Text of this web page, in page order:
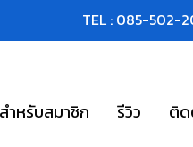
TEL : 085-502-
ำหรับสมาชิก รีวิว ติด